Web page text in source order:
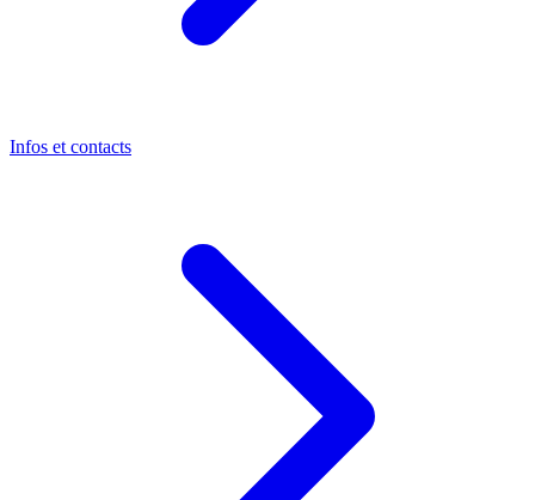
Infos et contacts